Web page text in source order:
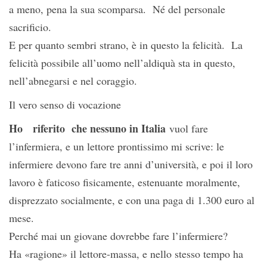
a meno, pena la sua scomparsa. Né del personale
sacrificio.
E per quanto sembri strano, è in questo la felicità. La
felicità possibile all’uomo nell’aldiquà sta in questo,
nell’abnegarsi e nel coraggio.
Il vero senso di vocazione
Ho riferito che nessuno in Italia vuol fare
l’infermiera, e un lettore prontissimo mi scrive: le
infermiere devono fare tre anni d’università, e poi il loro
lavoro è faticoso fisicamente, estenuante moralmente,
disprezzato socialmente, e con una paga di 1.300 euro al
mese.
Perché mai un giovane dovrebbe fare l’infermiere?
Ha «ragione» il lettore-massa, e nello stesso tempo ha